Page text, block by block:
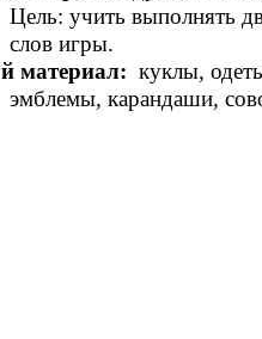
Цель: учить выполнять
слов игры.
материал: куклы,
эмблемы, карандаши,